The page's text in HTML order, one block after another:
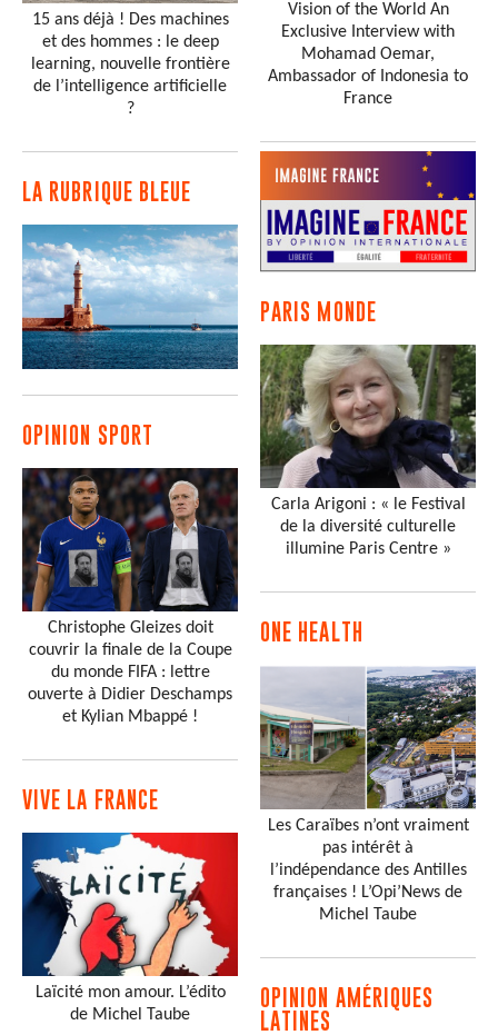
15 ans déjà ! Des machines
et des hommes : le deep
learning, nouvelle frontière
de l’intelligence artificielle
?
LA RUBRIQUE BLEUE
OPINION SPORT
Christophe Gleizes doit
couvrir la finale de la Coupe
du monde FIFA : lettre
ouverte à Didier Deschamps
et Kylian Mbappé !
VIVE LA FRANCE
Laïcité mon amour. L’édito
de Michel Taube
Vision of the World An
Exclusive Interview with
Mohamad Oemar,
Ambassador of Indonesia to
France
PARIS MONDE
Carla Arigoni : « le Festival
de la diversité culturelle
illumine Paris Centre »
ONE HEALTH
Les Caraïbes n’ont vraiment
pas intérêt à
l’indépendance des Antilles
françaises ! L’Opi’News de
Michel Taube
OPINION AMÉRIQUES
LATINES